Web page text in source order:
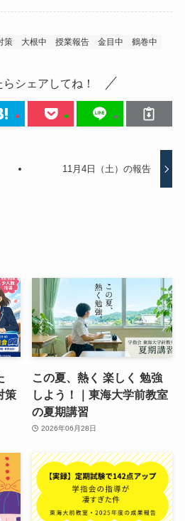
策 大根中 授業報告 金目中 鶴巻中
シェアしてね！
11月4日（土）の報告
策
この夏、熱く 楽しく 勉強
しよう！｜東海大学前教室
の夏期講習
2026年06月28日